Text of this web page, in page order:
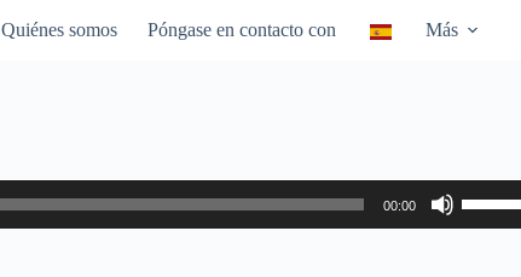
Quiénes somos Póngase en contacto con Más
00:00
las
teclas